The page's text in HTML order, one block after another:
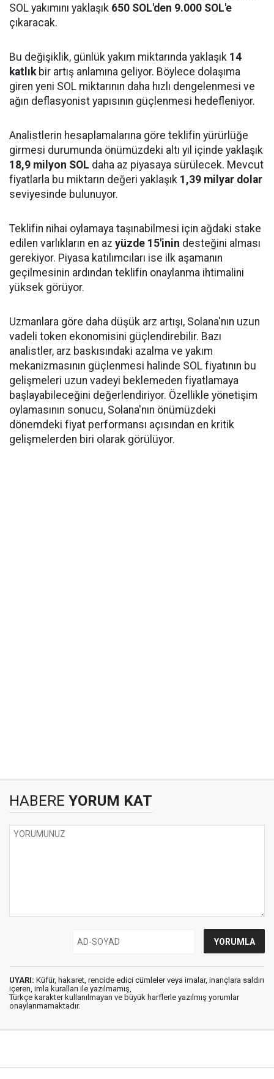
SOL yakımını yaklaşık 650 SOL'den 9.000 SOL'e
çıkaracak.
Bu değişiklik, günlük yakım miktarında yaklaşık 14
katlıkbir artış anlamına geliyor. Böylece dolaşıma
giren yeni SOL miktarının daha hızlı dengelenmesi ve
ağın deflasyonist yapısının güçlenmesi hedefleniyor.
Analistlerin hesaplamalarına göre teklifin yürürlüğe
girmesi durumunda önümüzdeki altı yıl içinde yaklaşık
18,9 milyon SOL daha az piyasaya sürülecek. Mevcut
fiyatlarla bu miktarın değeri yaklaşık 1,39 milyar dolar
seviyesinde bulunuyor.
Teklifin nihai oylamaya taşınabilmesi için ağdaki stake
edilen varlıkların en az yüzde 15'inin desteğini alması
gerekiyor. Piyasa katılımcıları ise ilk aşamanın
geçilmesinin ardından teklifin onaylanma ihtimalini
yüksek görüyor.
Uzmanlara göre daha düşük arz artışı, Solana'nın uzun
vadeli token ekonomisini güçlendirebilir. Bazı
analistler, arz baskısındaki azalma ve yakım
mekanizmasının güçlenmesi halinde SOL fiyatının bu
gelişmeleri uzun vadeyi beklemeden fiyatlamaya
başlayabileceğini değerlendiriyor. Özellikle yönetişim
oylamasının sonucu, Solana'nın önümüzdeki
dönemdeki fiyat performansı açısından en kritik
gelişmelerden biri olarak görülüyor.
HABERE YORUM KAT
UYARI: Küfür, hakaret, rencide edici cümleler veya imalar, inançlara saldırı
içeren, imla kuralları ile yazılmamış,
Türkçe karakter kullanılmayan ve büyük harflerle yazılmış yorumlar
onaylanmamaktadır.